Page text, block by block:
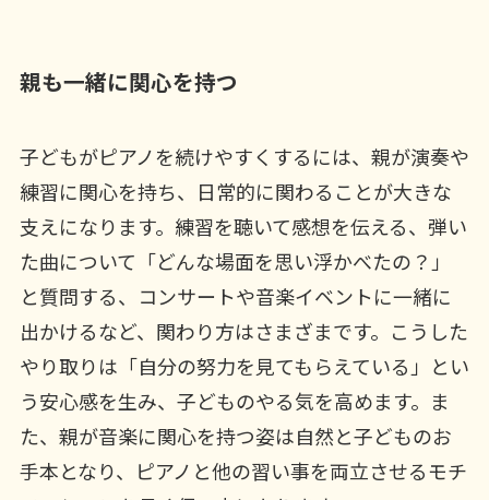
親も一緒に関心を持つ
子どもがピアノを続けやすくするには、親が演奏や
練習に関心を持ち、日常的に関わることが大きな
支えになります。練習を聴いて感想を伝える、弾い
た曲について「どんな場面を思い浮かべたの？」
と質問する、コンサートや音楽イベントに一緒に
出かけるなど、関わり方はさまざまです。こうした
やり取りは「自分の努力を見てもらえている」とい
う安心感を生み、子どものやる気を高めます。ま
た、親が音楽に関心を持つ姿は自然と子どものお
手本となり、ピアノと他の習い事を両立させるモチ